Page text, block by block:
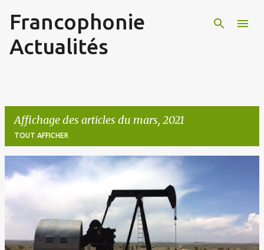
Accéder au contenu principal
Francophonie
Actualités
Affichage des articles du mars, 2021
TOUT AFFICHER
A
t
c